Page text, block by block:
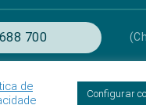
700
Proteção de Dados
de
Configurar